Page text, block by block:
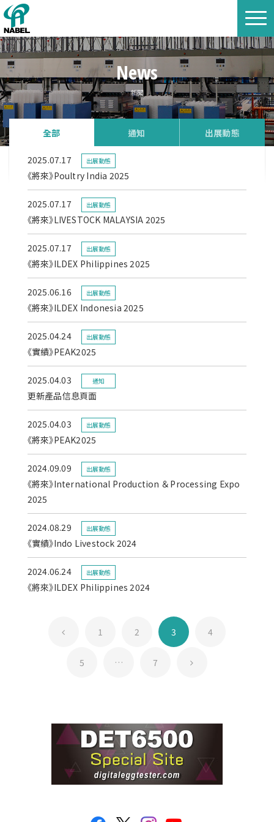
News
新聞
全部 通知 出展動態
2025.07.17 出展動態
《將來》Poultry India 2025
2025.07.17 出展動態
《將來》LIVESTOCK MALAYSIA 2025
2025.07.17 出展動態
《將來》ILDEX Philippines 2025
2025.06.16 出展動態
《將來》ILDEX Indonesia 2025
2025.04.24 出展動態
《實績》PEAK2025
2025.04.03 通知
更新產品信息頁面
2025.04.03 出展動態
《將來》PEAK2025
2024.09.09 出展動態
《將來》International Production ＆ Processing Expo
2025
2024.08.29 出展動態
《實績》Indo Livestock 2024
2024.06.24 出展動態
《將來》ILDEX Philippines 2024
1 2 3 4
5 … 7